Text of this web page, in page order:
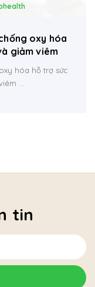
oxy hóa
giảm viêm
hóa hỗ trợ sức
...
tin